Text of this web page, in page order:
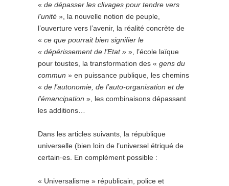
« de dépasser les clivages pour tendre vers
l’unité », la nouvelle notion de peuple,
l’ouverture vers l’avenir, la réalité concrète de
« ce que pourrait bien signifier le
« dépérissement de l’Etat » », l’école laïque
pour toustes, la transformation des « gens du
commun » en puissance publique, les chemins
« de l’autonomie, de l’auto-organisation et de
l’émancipation », les combinaisons dépassant
les additions…
Dans les articles suivants, la république
universelle (bien loin de l’universel étriqué de
certain·es. En complément possible :
« Universalisme » républicain, police et